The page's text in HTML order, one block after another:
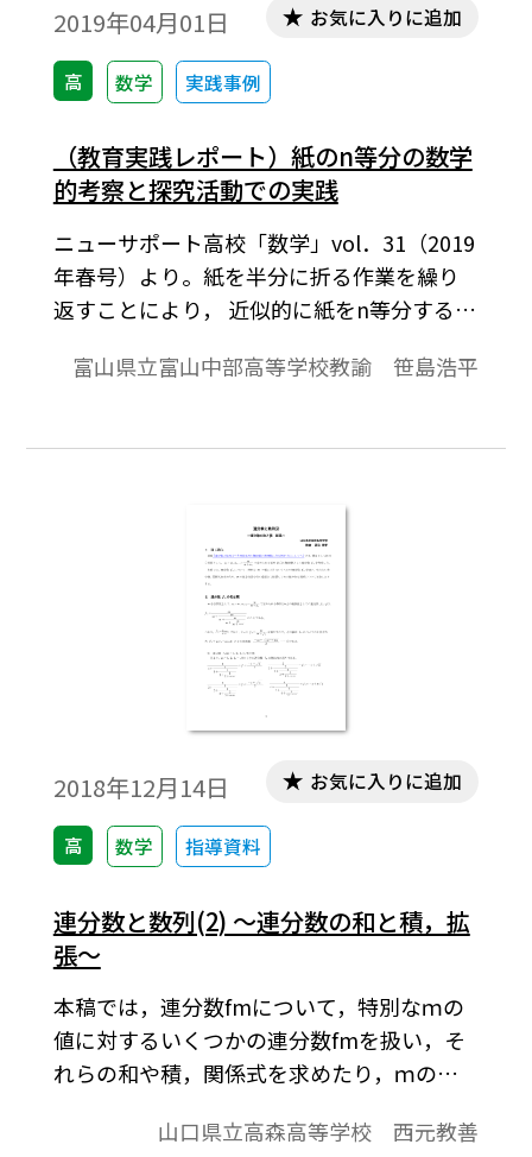
ードはこちら→https://ten.tokyo-
shoseki.co.jp/login/newenter.php?
wurl=/detail/40776/
2019年04月01日
高 数学 実践事例
お気に入りに追加
（教育実践レポート）紙のn等分の数学
的考察と探究活動での実践
ニューサポート高校「数学」vol．31（2019
年春号）より。紙を半分に折る作業を繰り
返すことにより， 近似的に紙をn等分するこ
ところ，多くの分野にわたるよい教材であ
よび数列の極限（数Ⅲ） ⑵2 進法（数A） ⑶
こで，学校設定科目「SS 基幹探究」にて実
践することにより，数学の理論・原理への
興味の向上と，考える力の育成を目指しま
富山県立富山中部高等学校教諭 笹島浩平
2018年12月14日
高 数学 指導資料
お気に入りに追加
連分数と数列(2) ～連分数の和と積，拡
張～
本稿では，連分数fmについて，特別なｍの
値に対するいくつかの連分数fmを扱い，そ
れらの和や積，関係式を求めたり，ｍの値
る関係について考察したりする。※文中の
山口県立高森高等学校 西元教善